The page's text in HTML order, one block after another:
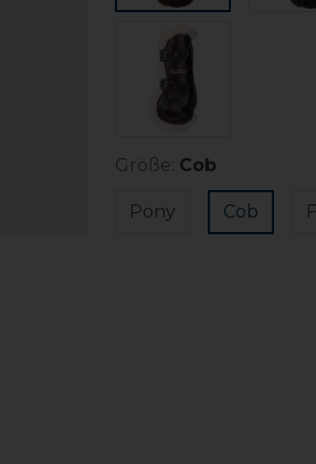
Größe: Cob
Pony Cob